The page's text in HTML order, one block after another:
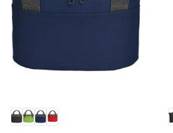
op
de
productpagina